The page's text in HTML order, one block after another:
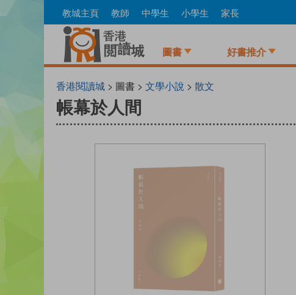
to
教城主頁 教師 中學生 小學生 家長
圖書 好書推介
香港閱讀城 > 圖書 > 文學小說 > 散文
帳幕於人間